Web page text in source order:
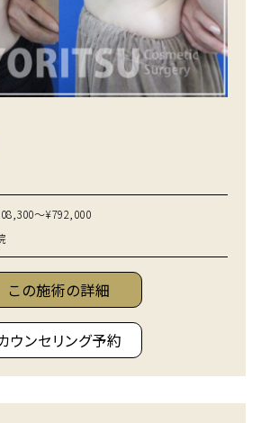
～¥792,000
この施術の詳細
ウンセリング予約